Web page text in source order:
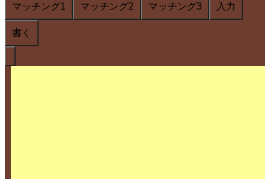
マッチング1
マッチング2 マッチング3 入力
書く